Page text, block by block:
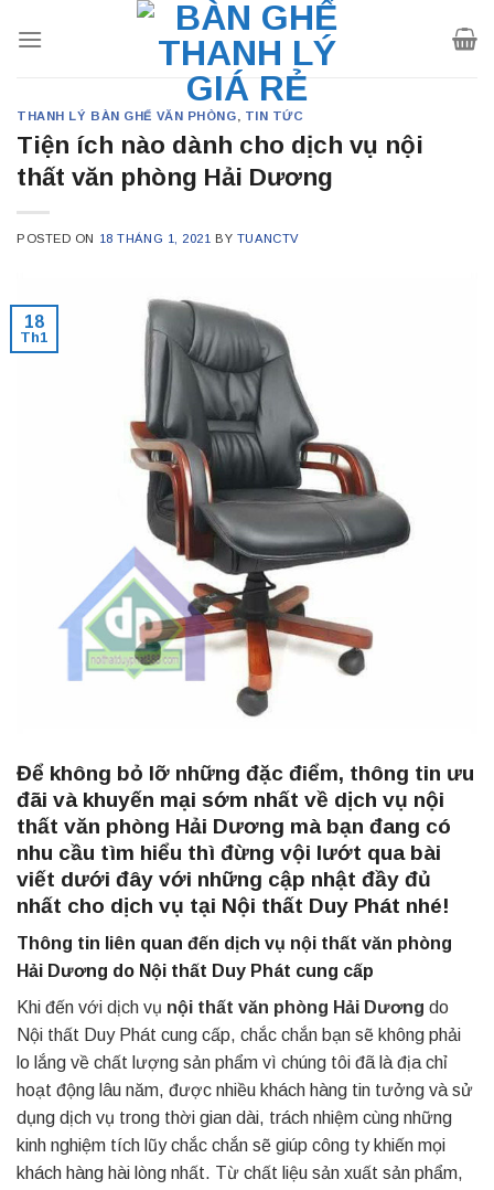
THANH LÝ BÀN GHẾ VĂN PHÒNG TIN TỨC
Tiện ích nào dành cho dịch vụ nội
thất văn phòng Hải Dương
POSTED ON 18 THÁNG 1, 2021 BY TUANCTV
18
Th1
Để không bỏ lỡ những đặc điểm, thông tin ưu
đãi và khuyến mại sớm nhất về dịch vụ nội
thất văn phòng Hải Dương mà bạn đang có
nhu cầu tìm hiểu thì đừng vội lướt qua bài
viết dưới đây với những cập nhật đầy đủ
nhất cho dịch vụ tại Nội thất Duy Phát nhé!
Thông tin liên quan đến dịch vụ nội thất văn phòng
Hải Dương do Nội thất Duy Phát cung cấp
Khi đến với dịch vụ nội thất văn phòng Hải Dương do
Nội thất Duy Phát cung cấp, chắc chắn bạn sẽ không phải
lo lắng về chất lượng sản phẩm vì chúng tôi đã là địa chỉ
hoạt động lâu năm, được nhiều khách hàng tin tưởng và sử
dụng dịch vụ trong thời gian dài, trách nhiệm cùng những
kinh nghiệm tích lũy chắc chắn sẽ giúp công ty khiến mọi
khách hàng hài lòng nhất. Từ chất liệu sản xuất sản phẩm,